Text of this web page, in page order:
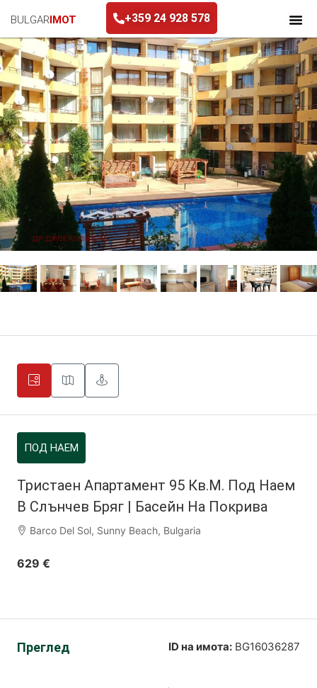
BULGARIMOT +359 24 928 578
ПОД НАЕМ
Тристаен Апартамент 95 Кв.м. Под Наем
В Слънчев Бряг | Басейн На Покрива
Barco Del Sol, Sunny Beach, Bulgaria
629 €
Преглед ID на имота: BG16036287